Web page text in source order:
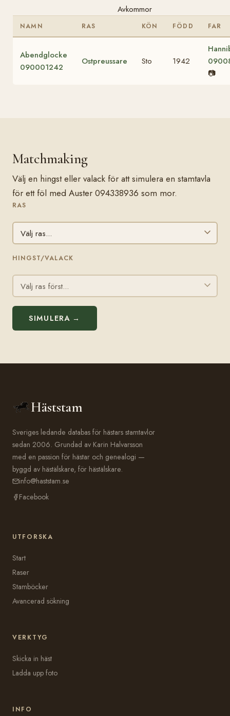
Avkommor
NAMN RAS KÖN FÖDD FAR
Abendglocke
090001242
Ostpreussare Sto 1942
📷
Matchmaking
Välj en hingst eller valack för att simulera en stamtavla
för ett föl med Auster 094338936 som mor.
RAS
HINGST/VALACK
SIMULERA →
Häststam
Sveriges ledande databas för hästars stamtavlor
sedan 2006. Grundad av Karin Halvarsson
med en passion för hästar och genealogi —
byggd av hästälskare, för hästälskare.
info@haststam.se
Facebook
UTFORSKA
Start
Raser
Stamböcker
Avancerad sökning
VERKTYG
Skicka in häst
Ladda upp foto
INFO